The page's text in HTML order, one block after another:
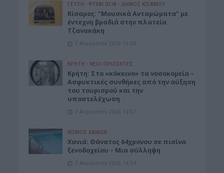
ΓΕΎΣΗ - ΨΥΧΑΓΩΓΊΑ • ΔΉΜΟΣ ΚΙΣΆΜΟΥ
Κίσαμος: “Μουσικά Ανταμώματα” με
έντεχνη βραδιά στην πλατεία
Τζανακάκη
7 Αυγούστου 2026 16:03
ΚΡΗΤΗ • ΝΕΟΙ ΟΡΙΖΟΝΤΕΣ
Κρήτη: Στο «κόκκινο» τα νοσοκομεία –
Ασφυκτικές συνθήκες από την αύξηση
του τουρισμού και την
υποστελέχωση
7 Αυγούστου 2026 14:57
ΝΟΜΌΣ ΧΑΝΊΩΝ
Χανιά: Θάνατος 64χρονου σε πισίνα
ξενοδοχείου – Μια σύλληψη
7 Αυγούστου 2026 14:54